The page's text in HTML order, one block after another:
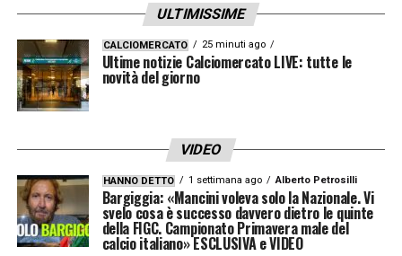
45′ Tete Morente prova in diagonale con il
mancino, ma chiude troppo e non trova lo
specchio.
Un minuto di recupero
41′ Yeboah altissimo dalla distanza.
31′ Fuori il colpo di testa di Kristovic al
ULTIMISSIME
CALCIOMERCATO 25 minuti ago
Ultime notizie Calciomercato LIVE: tutte le
novità del giorno
VIDEO
HANNO DETTO 1 settimana ago Alberto Petrosilli
Bargiggia: «Mancini voleva solo la Nazionale. Vi
svelo cosa è successo davvero dietro le quinte
della FIGC. Campionato Primavera male del
calcio italiano» ESCLUSIVA e VIDEO